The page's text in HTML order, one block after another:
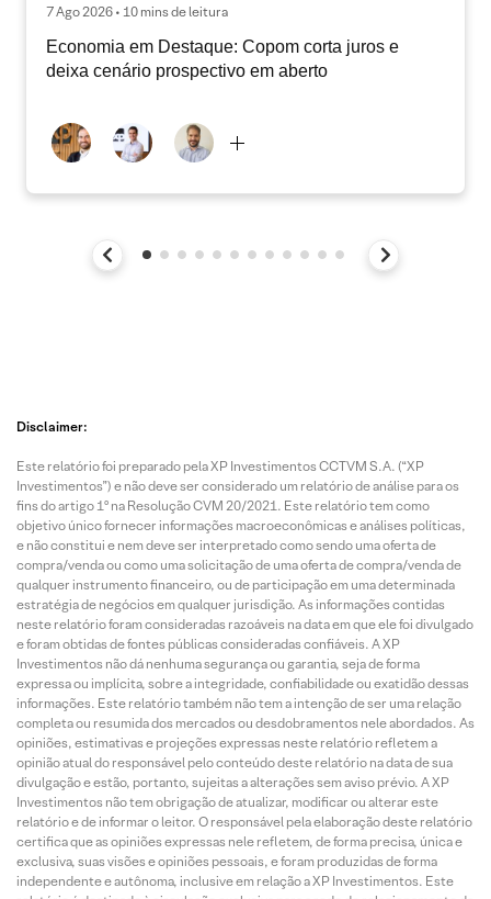
7 Ago 2026 • 10 mins de leitura
Economia em Destaque: Copom corta juros e
deixa cenário prospectivo em aberto
Disclaimer:
Este relatório foi preparado pela XP Investimentos CCTVM S.A. (“XP
Investimentos”) e não deve ser considerado um relatório de análise para os
fins do artigo 1º na Resolução CVM 20/2021. Este relatório tem como
objetivo único fornecer informações macroeconômicas e análises políticas,
e não constitui e nem deve ser interpretado como sendo uma oferta de
compra/venda ou como uma solicitação de uma oferta de compra/venda de
qualquer instrumento financeiro, ou de participação em uma determinada
estratégia de negócios em qualquer jurisdição. As informações contidas
neste relatório foram consideradas razoáveis na data em que ele foi divulgado
e foram obtidas de fontes públicas consideradas confiáveis. A XP
Investimentos não dá nenhuma segurança ou garantia, seja de forma
expressa ou implícita, sobre a integridade, confiabilidade ou exatidão dessas
informações. Este relatório também não tem a intenção de ser uma relação
completa ou resumida dos mercados ou desdobramentos nele abordados. As
opiniões, estimativas e projeções expressas neste relatório refletem a
opinião atual do responsável pelo conteúdo deste relatório na data de sua
divulgação e estão, portanto, sujeitas a alterações sem aviso prévio. A XP
Investimentos não tem obrigação de atualizar, modificar ou alterar este
relatório e de informar o leitor. O responsável pela elaboração deste relatório
certifica que as opiniões expressas nele refletem, de forma precisa, única e
exclusiva, suas visões e opiniões pessoais, e foram produzidas de forma
independente e autônoma, inclusive em relação a XP Investimentos. Este